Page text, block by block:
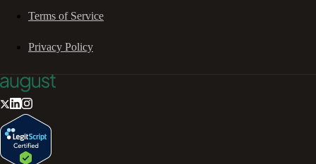
Terms of Service
Privacy Policy